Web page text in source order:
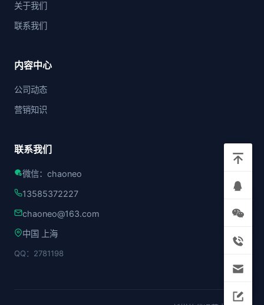
关于我们
联系我们
内容中心
公司动态
营销知识
联系我们
微信：chaoneo
13585372227
chaoneo@163.com
中国 上海
QQ：2781198